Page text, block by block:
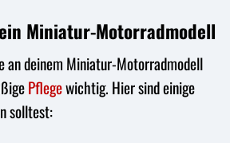
Miniatur-Motorradmodell
an deinem Miniatur-Motorradmodell
Pflegewichtig. Hier sind einige
solltest: